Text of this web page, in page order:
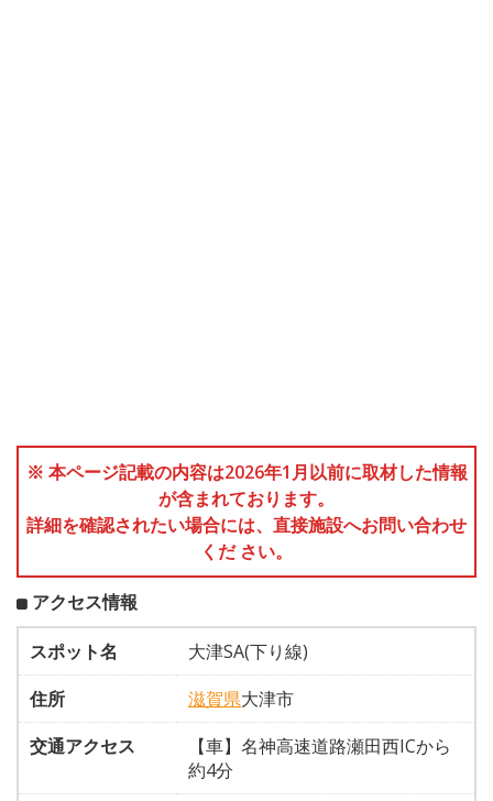
※ 本ページ記載の内容は2026年1月以前に取材した情報
が含まれております。
詳細を確認されたい場合には、直接施設へお問い合わせ
くだ さい。
アクセス情報
スポット名
大津SA(下り線)
住所
滋賀県大津市
交通アクセス
【車】名神高速道路瀬田西ICから
約4分